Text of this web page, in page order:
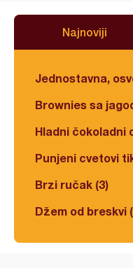
Najnoviji
Jednostavna,
Brownies sa
Hladni čokoladni
Punjeni cvetovi
Brzi ručak (3)
Džem od breskvi